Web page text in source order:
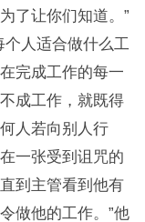
了让你们知道。”
人适合做什么工
完成工作的每一
成工作，就既得
人若向别人行
一张受到诅咒的
到主管看到他有
做他的工作。”他